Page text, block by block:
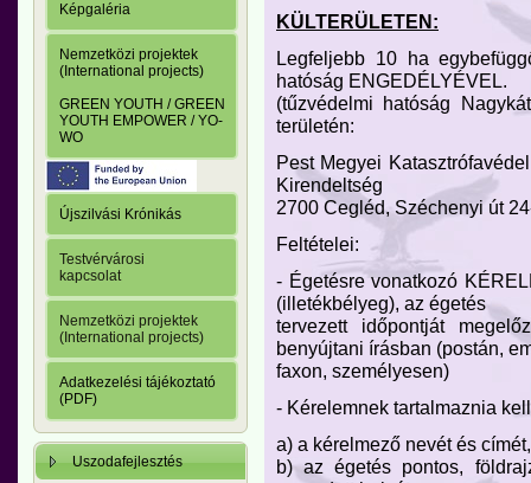
Képgaléria
Nemzetközi projektek
(International projects)
GREEN YOUTH / GREEN
YOUTH EMPOWER / YO-
WO
Újszilvási Krónikás
Testvérvárosi
kapcsolat
Nemzetközi projektek
(International projects)
Adatkezelési tájékoztató
(PDF)
Uszodafejlesztés
KÜLTERÜLETEN:
Legfeljebb 10 ha
hatóság ENGEDÉLYÉVEL.
(tűzvédelmi hatóság
területén:
Pest Megyei
Kirendeltség
2700 Cegléd, Széchenyi út
Feltételei:
- Égetésre vonatkozó
(illetékbélyeg), az égetés
tervezett időpontját
benyújtani írásban (postán,
faxon, személyesen)
- Kérelemnek tartalmaznia
a) a kérelmező nevét és címét,
b) az égetés pontos,